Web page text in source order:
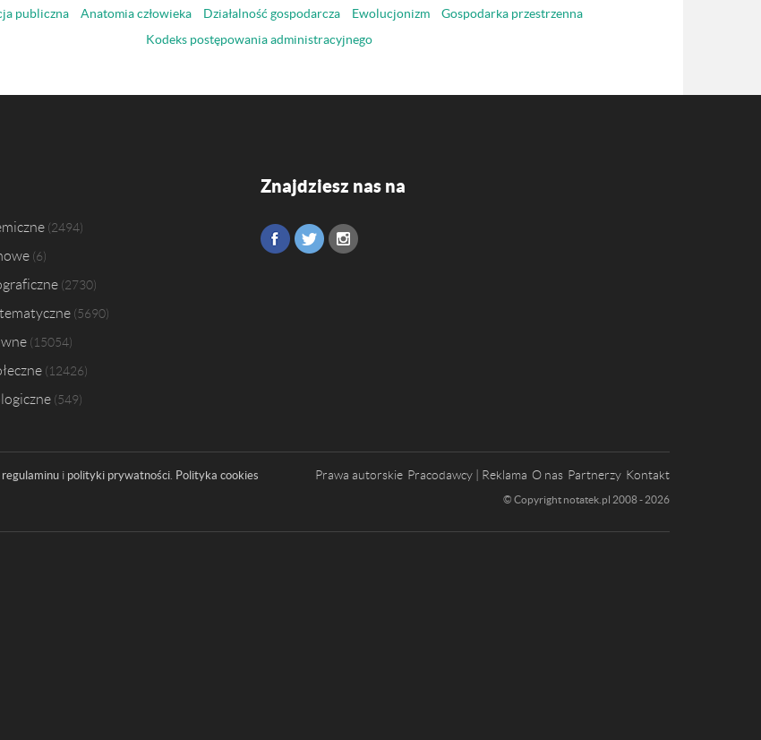
publiczna Anatomia człowieka Działalność gospodarcza Ewolucjonizm
Gospodarka przestrzenna
Kodeks postępowania administracyjnego
2494
6
2730
5690
15054
12426
549
Znajdziesz nas na
regulaminu i polityki prywatności. Polityka cookies Prawa autorskie Pracodawcy | Reklama O nas Partnerzy Kontakt
© Copyright notatek.pl 2008 - 2026